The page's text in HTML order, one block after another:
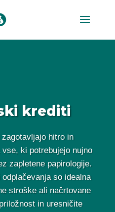
krediti
hitro in
ki potrebujejo nujno
zapletene papirologije.
so idealna
stroške ali načrtovane
in uresničite